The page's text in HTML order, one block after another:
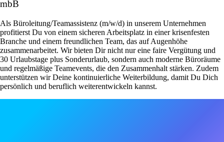
mbB
Als Büroleitung/Teamassistenz (m/w/d) in unserem Unternehmen
profitierst Du von einem sicheren Arbeitsplatz in einer krisenfesten
Branche und einem freundlichen Team, das auf Augenhöhe
zusammenarbeitet. Wir bieten Dir nicht nur eine faire Vergütung und
30 Urlaubstage plus Sonderurlaub, sondern auch moderne Büroräume
und regelmäßige Teamevents, die den Zusammenhalt stärken. Zudem
unterstützen wir Deine kontinuierliche Weiterbildung, damit Du Dich
persönlich und beruflich weiterentwickeln kannst.